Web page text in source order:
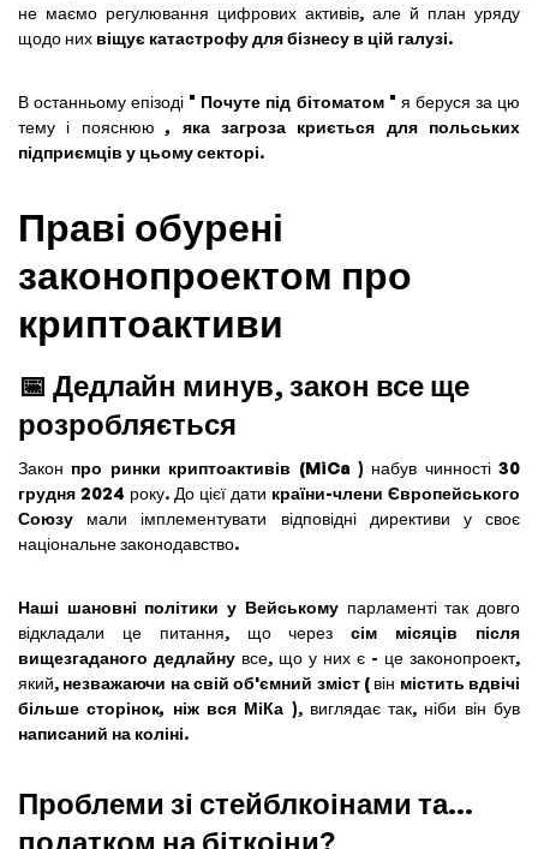
не маємо регулювання цифрових активів, але й план уряду
щодо них віщує катастрофу для бізнесу в цій галузі.
В останньому епізоді " Почуте під бітоматом" я беруся за цю
тему і пояснюю, яка загроза криється для польських
підприємців у цьому секторі.
Праві обурені
законопроектом про
криптоактиви
📅 Дедлайн минув, закон все ще
розробляється
Закон про ринки криптоактивів (MiCa ) набув чинності 30
грудня 2024 року. До цієї дати країни-члени Європейського
Союзу мали імплементувати відповідні директиви у своє
національне законодавство.
Наші шановні політики у Вейськомупарламенті так довго
відкладали це питання, що черезсім місяців після
вищезгаданого дедлайну все, що у них є - це законопроект,
який, незважаючи на свій об'ємний зміст ( він містить вдвічі
більше сторінок, ніж вся МіКа ), виглядає так, ніби він був
написаний на коліні.
Проблеми зі стейблкоінами та...